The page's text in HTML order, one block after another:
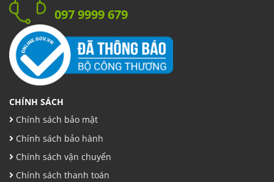
097 9999 679
CHÍNH SÁCH
Chính sách bảo mật
Chính sách bảo hành
Chính sách vận chuyển
Chính sách thanh toán